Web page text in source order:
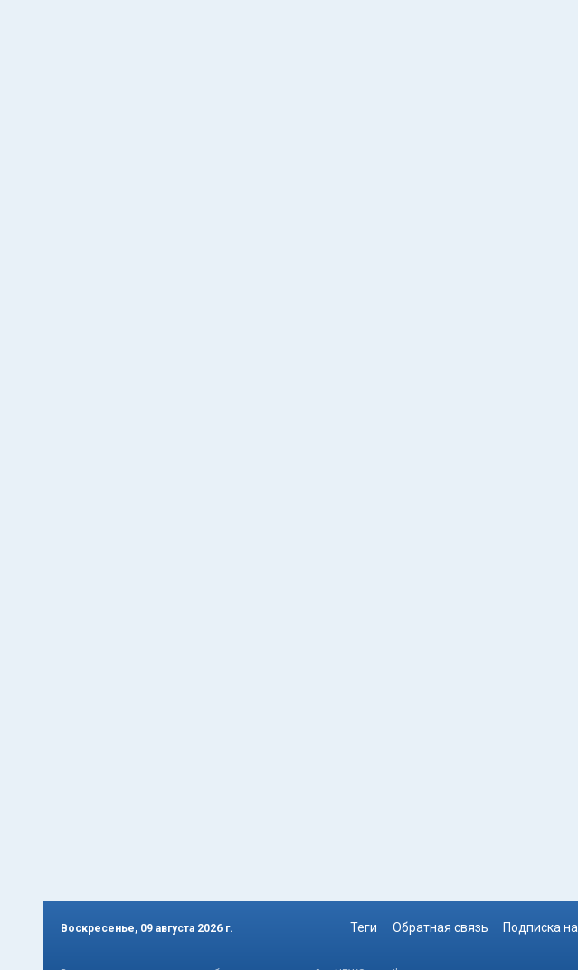
Воскресенье, 09 августа 2026 г. Теги Обратная связь Подписка